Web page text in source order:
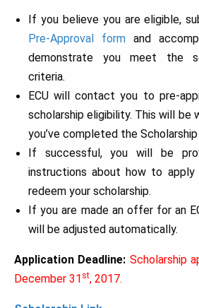
If you believe you are eligible,
Pre-Approval form and
demonstrate you meet the
criteria.
ECU will contact you to pre-
scholarship eligibility. This will be
you’ve completed the
If successful, you will be
instructions about how to
redeem your scholarship.
If you are made an offer for an
will be adjusted automatically.
Application Deadline: Scholarship
December 31 st, 2017.